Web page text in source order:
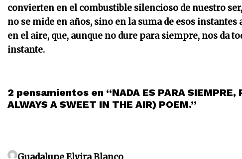
convierten en el combustible silencioso de nuestro
no se mide en años, sino en la suma de esos
en el aire, que, aunque no dure para siempre, nos da
instante.
2 pensamientos en “NADA ES PARA SIEMPRE,
ALWAYS A SWEET IN THE AIR) POEM.”